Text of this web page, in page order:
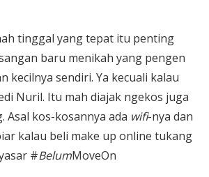
tinggal yang tepat itu penting
baru menikah yang pengen
kecilnya sendiri. Ya kecuali kalau
Nuril. Itu mah diajak ngekos juga
Asal kos-kosannya ada wifi-nya dan
kalau beli make up online tukang
#BelumMoveOn